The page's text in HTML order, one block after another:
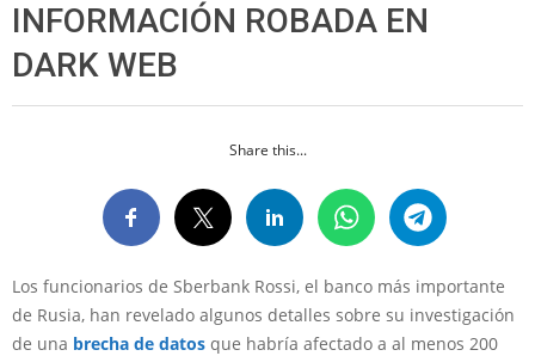
INFORMACIÓN ROBADA EN
DARK WEB
Share this...
Los funcionarios de Sberbank Rossi, el banco más importante
de Rusia, han revelado algunos detalles sobre su investigación
de una brecha de datos que habría afectado a al menos 200